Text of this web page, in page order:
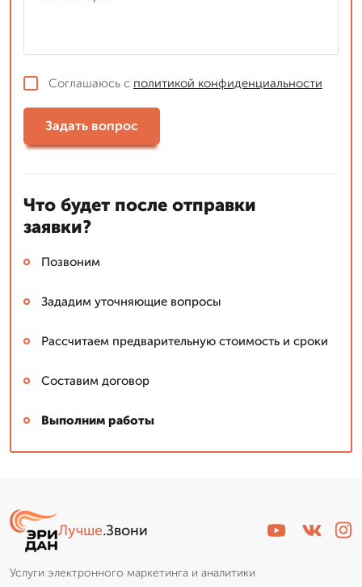
Соглашаюсь с политикой конфиденциальности
Задать вопрос
Что будет после отправки
заявки?
Позвоним
Зададим уточняющие вопросы
Рассчитаем предварительную стоимость и сроки
Составим договор
Выполним работы
Лучше.Звони
Услуги электронного маркетинга и аналитики